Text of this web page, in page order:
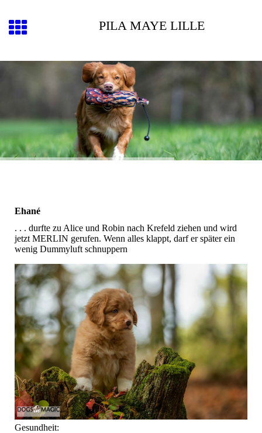
PILA MAYE LILLE
Ehané
. . . durfte zu Alice und Robin nach Krefeld ziehen und wird
jetzt MERLIN gerufen. Wenn alles klappt, darf er später ein
wenig Dummyluft schnuppern
Gesundheit: